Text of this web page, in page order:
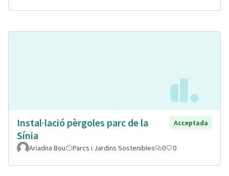
Instal·lació pèrgoles parc de la
Sínia
Acceptada
Ariadna Bou Parcs i Jardins Sostenibles 0 0